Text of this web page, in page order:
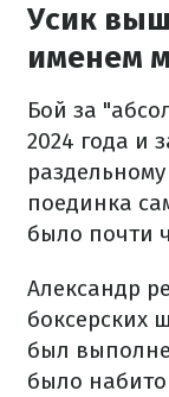
Усик
именем
Бой за
2024 года и
поединка
было почти
Александр
боксерских
был
было